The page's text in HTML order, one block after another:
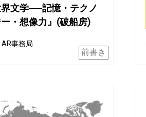
文学──記憶・テクノ
ー・想像力』(破船房)
AR事務局
前書き